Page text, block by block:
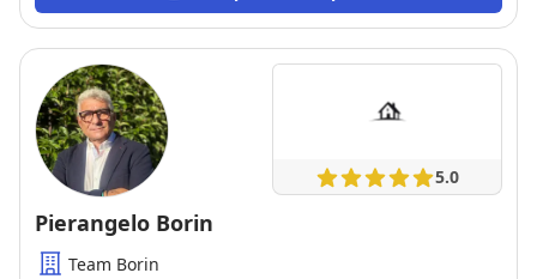
,dimostrando preparazione ed esperienza sia in
compratore/venditore ,dimostrando dinamismo ed
affidabilità .Se in futuro dovessi ancora avere
necessità ,saprei di sicuro a chi rivolgermi.La
consiglio vivamente.
5.0
Pierangelo Borin
Team Borin